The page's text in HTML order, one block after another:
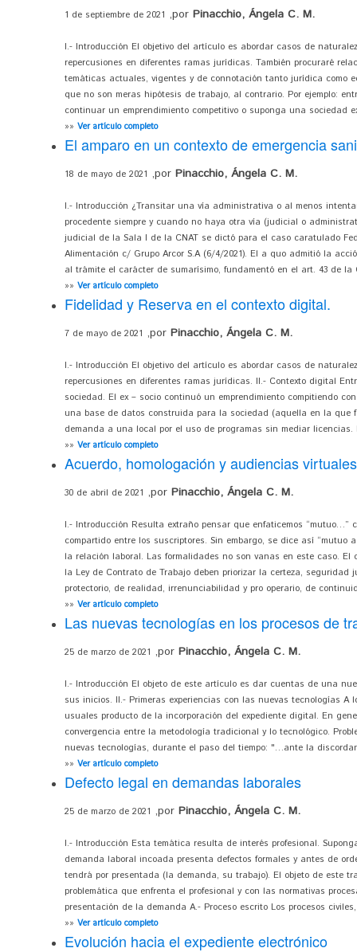
1 de septiembre de 2021 ,por Pinacchio, Ángela C. M.
I.- Introducción El objetivo del artículo es abordar casos de
repercusiones en diferentes ramas jurídicas. También procuraré
temáticas actuales, vigentes y de connotación tanto jurídica como
que no son meras hipótesis de trabajo, al contrario. Por ejemplo:
continuar un emprendimiento competitivo o suponga una sociedad
»» Ver artículo completo
El amparo en un contexto de emergencia
18 de mayo de 2021 ,por Pinacchio, Ángela C. M.
I.- Introducción ¿Transitar una vía administrativa o al menos
procedente siempre y cuando no haya otra vía (judicial o
judicial de la Sala I de la CNAT se dictó para el caso caratulado
Alimentación c/ Grupo Arcor S.A (6/4/2021). El a quo admitió la
al trámite el carácter de sumarísimo, fundamentó en el art. 43 de
»» Ver artículo completo
Fidelidad y Reserva en el contexto digital.
7 de mayo de 2021 ,por Pinacchio, Ángela C. M.
I.- Introducción El objetivo del artículo es abordar casos de
repercusiones en diferentes ramas jurídicas. II.- Contexto digital
sociedad. El ex – socio continuó un emprendimiento compitiendo
una base de datos construida para la sociedad (aquella en la que
demanda a una local por el uso de programas sin mediar
»» Ver artículo completo
Acuerdo, homologación y audiencias
30 de abril de 2021 ,por Pinacchio, Ángela C. M.
I.- Introducción Resulta extraño pensar que enfaticemos
compartido entre los suscriptores. Sin embargo, se dice así “mutuo
la relación laboral. Las formalidades no son vanas en este caso.
la Ley de Contrato de Trabajo deben priorizar la certeza,
protectorio, de realidad, irrenunciabilidad y pro operario, de
»» Ver artículo completo
Las nuevas tecnologías en los procesos de
25 de marzo de 2021 ,por Pinacchio, Ángela C. M.
I.- Introducción El objeto de este artículo es dar cuentas de una
sus inicios. II.- Primeras experiencias con las nuevas tecnologías
usuales producto de la incorporación del expediente digital. En
convergencia entre la metodología tradicional y lo tecnológico.
nuevas tecnologías, durante el paso del tiempo: "…ante la
»» Ver artículo completo
Defecto legal en demandas laborales
25 de marzo de 2021 ,por Pinacchio, Ángela C. M.
I.- Introducción Esta temática resulta de interés profesional.
demanda laboral incoada presenta defectos formales y antes de
tendrá por presentada (la demanda, su trabajo). El objeto de este
problemática que enfrenta el profesional y con las normativas
presentación de la demanda A.- Proceso escrito Los procesos
»» Ver artículo completo
Evolución hacia el expediente electrónico